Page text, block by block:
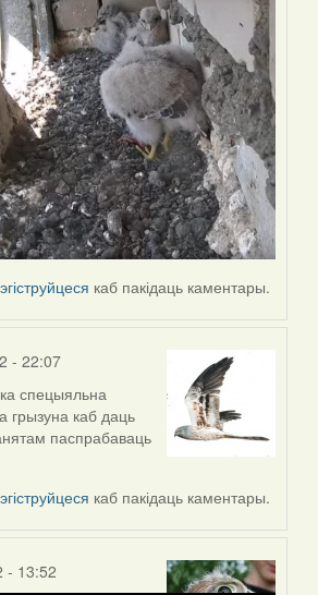
каб пакідаць каментары.
- 22:07
спецыяльна
грызуна каб даць
паспрабаваць
каб пакідаць каментары.
- 13:52